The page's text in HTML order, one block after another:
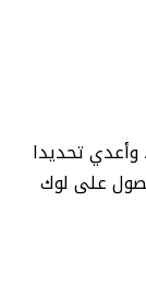
وأعدي تحديدا
على لوك